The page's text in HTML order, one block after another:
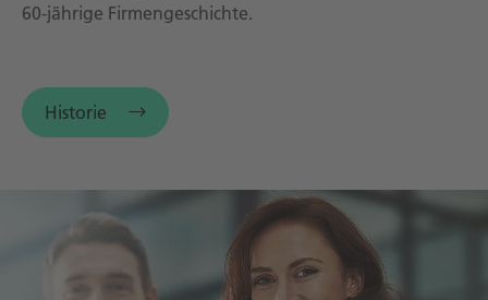
60-jährige Firmengeschichte.
Historie